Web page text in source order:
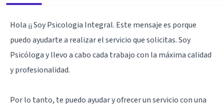
Hola ¡¡ Soy Psicologia Integral. Este mensaje es porque
puedo ayudarte a realizar el servicio que solicitas. Soy
Psicóloga y llevo a cabo cada trabajo con la máxima calidad
y profesionalidad.
Por lo tanto, te puedo ayudar y ofrecer un servicio con una